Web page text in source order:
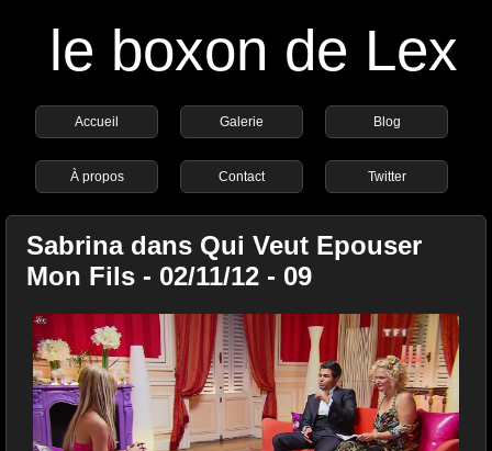
le boxon de Lex
Accueil Galerie Blog
À propos Contact Twitter
Sabrina dans Qui Veut Epouser
Mon Fils - 02/11/12 - 09